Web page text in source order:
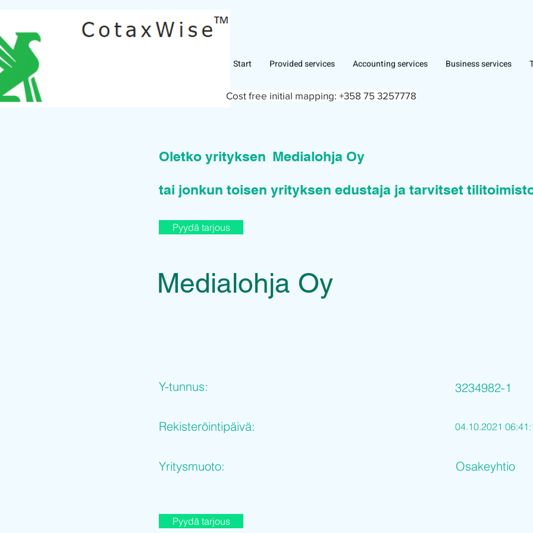
Start Provided services Accounting services Business services
Cost free initial mapping: +358 75 3257778
Oletko yrityksen Medialohja Oy
tai jonkun toisen yrityksen edustaja ja tarvitset
Pyydä tarjous
Medialohja Oy
Y-tunnus:
Rekisteröintipäivä:
Yritysmuoto:
3234982-1
04.10.2021
Osakeyhtio
Pyydä tarjous